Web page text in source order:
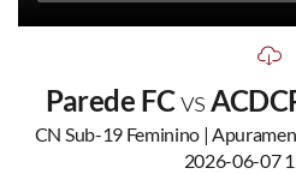
Parede FCvs
CN Sub-19 Feminino |
2026-06-07